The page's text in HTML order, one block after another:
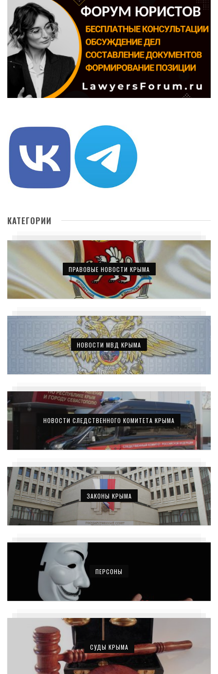
КАТЕГОРИИ
ПРАВОВЫЕ НОВОСТИ КРЫМА
НОВОСТИ МВД КРЫМА
НОВОСТИ СЛЕДСТВЕННОГО КОМИТЕТА КРЫМА
ЗАКОНЫ КРЫМА
ПЕРСОНЫ
СУДЫ КРЫМА